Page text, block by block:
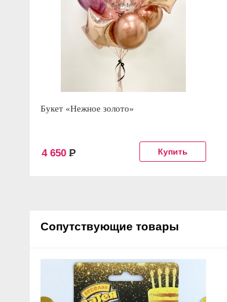
Букет «Нежное золото»
4 650 Р
Сопутствующие товары